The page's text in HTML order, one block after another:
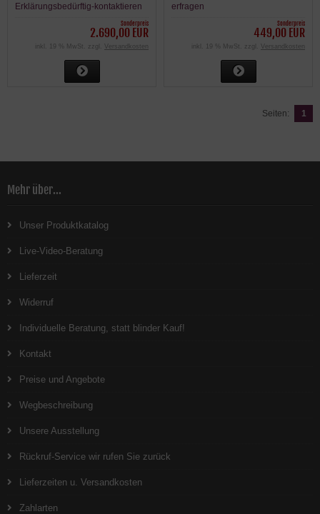
Erklärungsbedürftig-kontaktieren
Sonderpreis
2.690,00 EUR
inkl. 19 % MwSt. zzgl. Versandkosten
erfragen
Sonderpreis
449,00 EUR
inkl. 19 % MwSt. zzgl. Versandkosten
Seiten: 1
Mehr über...
Unser Produktkatalog
Live-Video-Beratung
Lieferzeit
Widerruf
Individuelle Beratung, statt blinder Kauf!
Kontakt
Preise und Angebote
Wegbeschreibung
Unsere Ausstellung
Rückruf-Service wir rufen Sie zurück
Lieferzeiten u. Versandkosten
Zahlarten